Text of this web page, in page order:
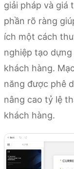
giải pháp và giá
phần rõ ràng
ích một cách
nghiệp tạo
khách hàng.
năng được phê
nâng cao tỷ lệ
khách hàng.